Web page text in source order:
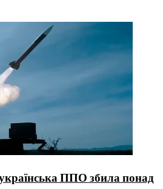
ППО збила понад